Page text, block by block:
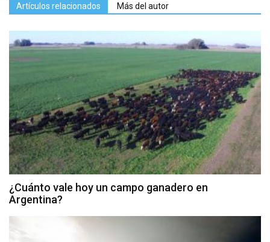
Artículos relacionados Más del autor
¿Cuánto vale hoy un campo ganadero en
Argentina?